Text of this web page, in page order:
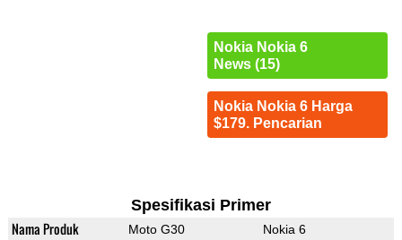
Nokia Nokia 6
News (15)
Nokia Nokia 6 Harga
$179. Pencarian
Spesifikasi Primer
Nama Produk Moto G30 Nokia 6